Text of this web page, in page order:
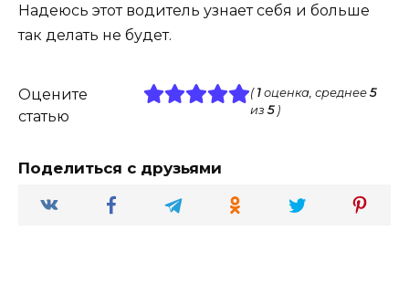
Надеюсь этот водитель узнает себя и больше
так делать не будет.
Оцените
статью
( 1оценка, среднее 5
из 5)
Поделиться с друзьями